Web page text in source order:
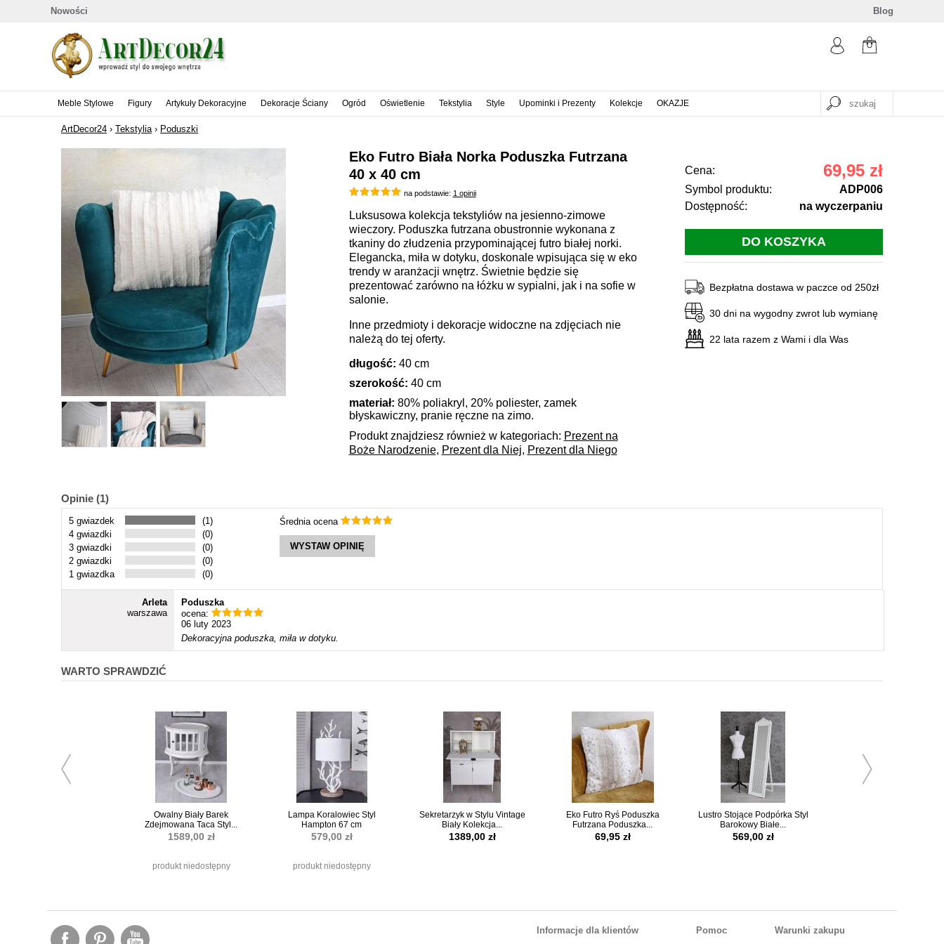
Nowości Blog
Meble Stylowe Figury Artykuły Dekoracyjne Dekoracje Ściany Ogród Oświetlenie Tekstylia Style Upominki i Prezenty Kolekcje OKAZJE
ArtDecor24 › Tekstylia › Poduszki
Eko Futro Biała Norka Poduszka Futrzana
40 x 40 cm
na podstawie: 1 opinii
Luksusowa kolekcja tekstyliów na jesienno-zimowe
wieczory. Poduszka futrzana obustronnie wykonana z
tkaniny do złudzenia przypominającej futro białej norki.
Elegancka, miła w dotyku, doskonale wpisująca się w eko
trendy w aranżacji wnętrz. Świetnie będzie się
prezentować zarówno na łóżku w sypialni, jak i na sofie w
salonie.
Inne przedmioty i dekoracje widoczne na zdjęciach nie
należą do tej oferty.
długość: 40 cm
szerokość: 40 cm
materiał: 80% poliakryl, 20% poliester, zamek
błyskawiczny, pranie ręczne na zimo.
Produkt znajdziesz również w kategoriach: Prezent na
Boże Narodzenie, Prezent dla Niej, Prezent dla Niego
Cena: 69,95 zł
Symbol produktu:
ADP006
Dostępność:
na wyczerpaniu
Bezpłatna dostawa w paczce od 250zł
30 dni na wygodny zwrot lub wymianę
22 lata razem z Wami i dla Was
Opinie (1)
5 gwiazdek
(1)
4 gwiazdki
(0)
3 gwiazdki
(0)
2 gwiazdki
(0)
1 gwiazdka
(0)
Średnia ocena
WYSTAW OPINIĘ
Arleta
warszawa
Poduszka
ocena:
06 luty 2023
Dekoracyjna poduszka, miła w dotyku.
WARTO SPRAWDZIĆ
Owalny Biały Barek
Zdejmowana Taca Styl...
1589,00 zł
produkt niedostępny
Lampa Koralowiec Styl
Hampton 67 cm
579,00 zł
produkt niedostępny
Sekretarzyk w Stylu Vintage
Biały Kolekcja...
1389,00 zł
Eko Futro Ryś Poduszka
Futrzana Poduszka...
69,95 zł
Lustro Stojące Podpórka Styl
Barokowy Białe...
569,00 zł
Informacje dla klientów
Pomoc
Warunki zakupu